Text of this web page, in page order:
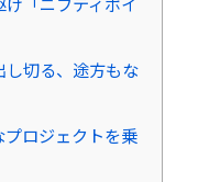
し切る、途方もな
ロジェクトを乗